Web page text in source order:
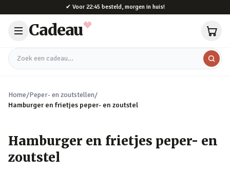
✔ Voor 22:45 besteld, morgen in huis!
Cadeau
Zoek een cadeau
Home/Peper- en zoutstellen/
Hamburger en frietjes peper- en zoutstel
Hamburger en frietjes peper- en
zoutstel